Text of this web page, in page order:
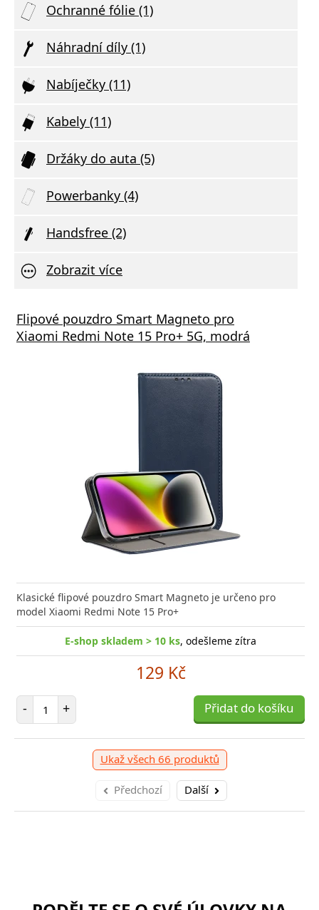
Ochranné fólie (1)
Náhradní díly (1)
Nabíječky (11)
Kabely (11)
Držáky do auta (5)
Powerbanky (4)
Handsfree (2)
Zobrazit více
Flipové pouzdro Smart Magneto pro
Xiaomi Redmi Note 15 Pro+ 5G, modrá
Klasické flipové pouzdro Smart Magneto je určeno pro
model Xiaomi Redmi Note 15 Pro+
E-shop skladem > 10 ks, odešleme zítra
129 Kč
- Počet položek
+ Přidat do košíku
Ukaž všech 66 produktů
Předchozí Další